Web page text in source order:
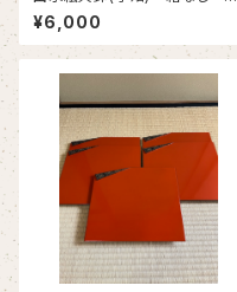
物
¥6,000